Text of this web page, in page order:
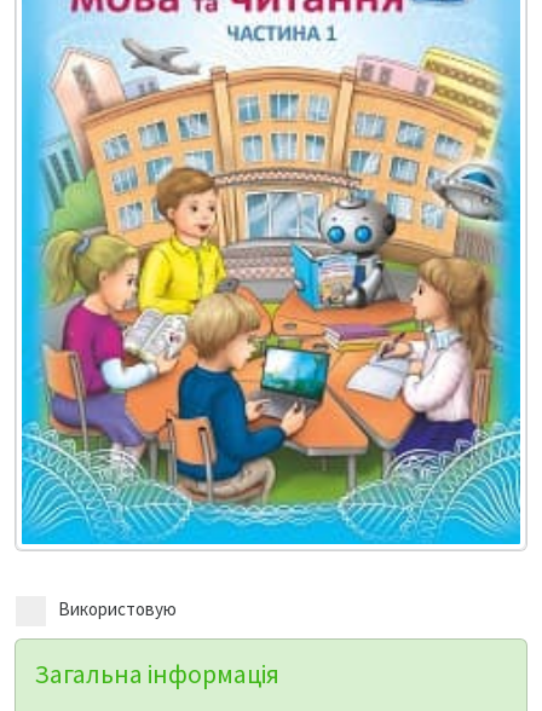
Використовую
Загальна інформація